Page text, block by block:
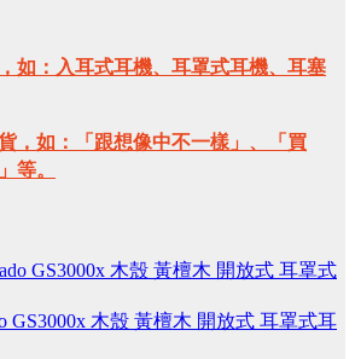
如：入耳式耳機、耳罩式耳機、耳塞
，如：「跟想像中不一樣」、「買
等。
GS3000x 木殼 黃檀木 開放式 耳罩式耳